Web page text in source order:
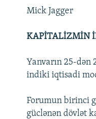
Mick Jagger
KAPİTALİZMİN
Yanvarın 25-dən
indiki iqtisadi
Forumun birinci
güclənən dövlət